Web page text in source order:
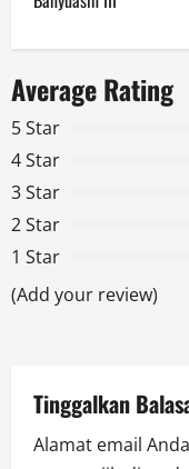
n
a
v
i
g
a
t
o
n
Average Rating
5 Star
4 Star
3 Star
2 Star
1 Star
(Add your review)
Tinggalkan
Alamat email